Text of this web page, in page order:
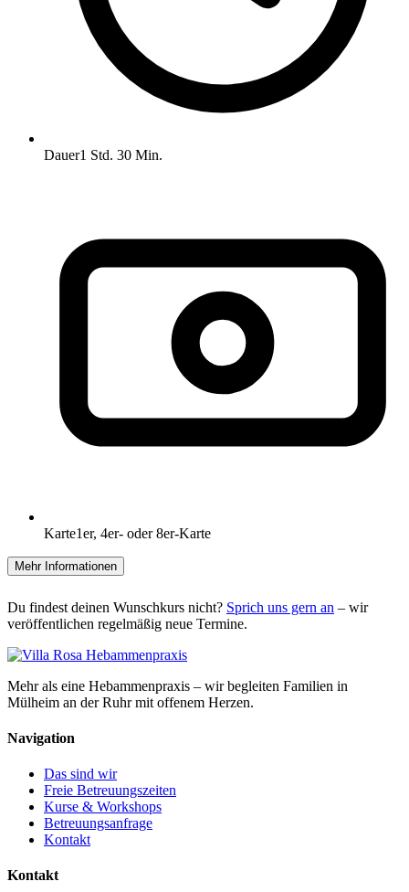
Dauer1 Std. 30 Min.
Karte1er, 4er- oder 8er-Karte
Mehr Informationen
Du findest deinen Wunschkurs nicht? Sprich uns gern an – wir
veröffentlichen regelmäßig neue Termine.
Mehr als eine Hebammenpraxis – wir begleiten Familien in
Mülheim an der Ruhr mit offenem Herzen.
Navigation
Das sind wir
Freie Betreuungszeiten
Kurse & Workshops
Betreuungsanfrage
Kontakt
Kontakt